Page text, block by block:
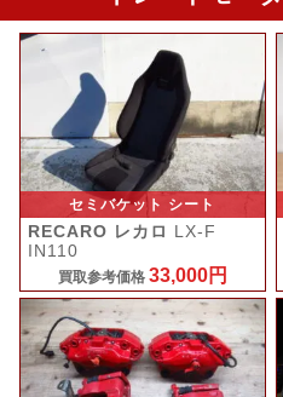
セミバケット シート
RECARO レカロ LX-F
IN110
買取参考価格 33,000円